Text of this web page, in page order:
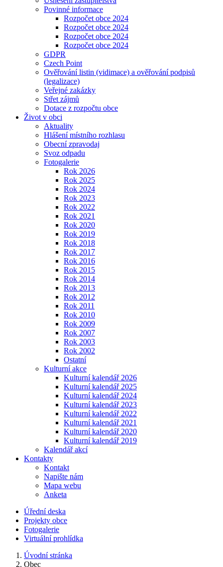
Povinné informace
Rozpočet obce 2024
Rozpočet obce 2024
Rozpočet obce 2024
Rozpočet obce 2024
GDPR
Czech Point
Ověřování listin (vidimace) a ověřování podpisů
(legalizace)
Veřejné zakázky
Střet zájmů
Dotace z rozpočtu obce
Život v obci
Aktuality
Hlášení místního rozhlasu
Obecní zpravodaj
Svoz odpadu
Fotogalerie
Rok 2026
Rok 2025
Rok 2024
Rok 2023
Rok 2022
Rok 2021
Rok 2020
Rok 2019
Rok 2018
Rok 2017
Rok 2016
Rok 2015
Rok 2014
Rok 2013
Rok 2012
Rok 2011
Rok 2010
Rok 2009
Rok 2007
Rok 2003
Rok 2002
Ostatní
Kulturní akce
Kulturní kalendář 2026
Kulturní kalendář 2025
Kulturní kalendář 2024
Kulturní kalendář 2023
Kulturní kalendář 2022
Kulturní kalendář 2021
Kulturní kalendář 2020
Kulturní kalendář 2019
Kalendář akcí
Kontakty
Kontakt
Napište nám
Mapa webu
Anketa
Úřední deska
Projekty obce
Fotogalerie
Virtuální prohlídka
Úvodní stránka
Obec